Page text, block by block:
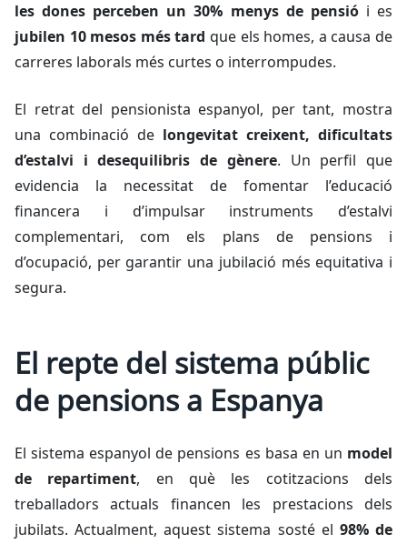
les dones perceben un 30% menys de pensiói es
jubilen 10 mesos més tard que els homes, a causa de
carreres laborals més curtes o interrompudes.
El retrat del pensionista espanyol, per tant, mostra
una combinació de longevitat creixent, dificultats
d’estalvi i desequilibris de gènere. Un perfil que
evidencia la necessitat de fomentar l’educació
financera i d’impulsar instruments d’estalvi
complementari, com els plans de pensions i
d’ocupació, per garantir una jubilació més equitativa i
segura.
El repte del sistema públic
de pensions a Espanya
El sistema espanyol de pensions es basa en un model
de repartiment, en què les cotitzacions dels
treballadors actuals financen les prestacions dels
jubilats. Actualment, aquest sistema sosté el 98% de